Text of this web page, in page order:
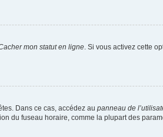
mon statut en ligne. Si vous activez cette
Dans ce cas, accédez au panneau de
du fuseau horaire, comme la plupart des